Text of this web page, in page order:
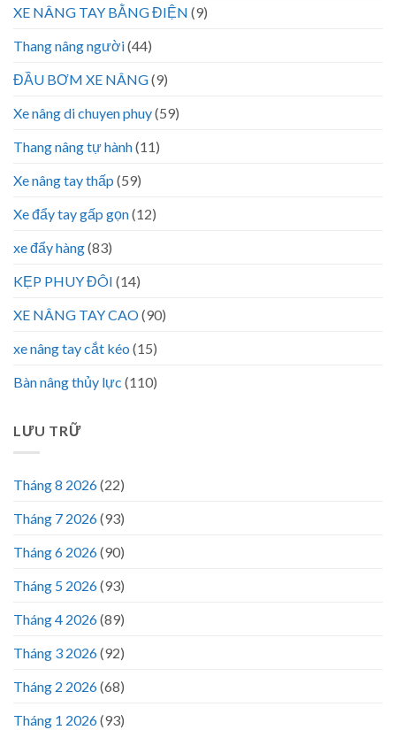
XE NÂNG TAY BẰNG ĐIỆN (9)
Thang nâng người(44)
ĐẦU BƠM XE NÂNG(9)
Xe nâng di chuyen phuy(59)
Thang nâng tự hành(11)
Xe nâng tay thấp (59)
Xe đẩy tay gấp gọn(12)
xe đẩy hàng(83)
KẸP PHUY ĐÔI (14)
XE NÂNG TAY CAO(90)
xe nâng tay cắt kéo (15)
Bàn nâng thủy lực (110)
LƯU TRỮ
Tháng 8 2026(22)
Tháng 7 2026(93)
Tháng 6 2026(90)
Tháng 5 2026(93)
Tháng 4 2026(89)
Tháng 3 2026(92)
Tháng 2 2026(68)
Tháng 1 2026(93)